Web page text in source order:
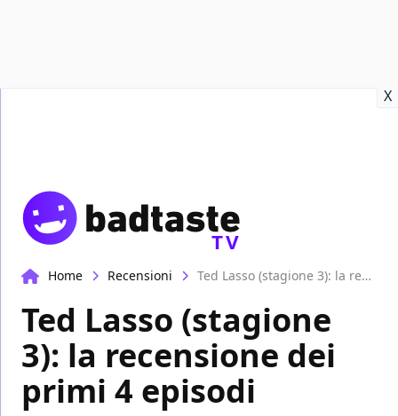
X
TV
Home Recensioni Ted Lasso (stagione 3): la recensione dei primi 4 episodi
Ted Lasso (stagione
3): la recensione dei
primi 4 episodi